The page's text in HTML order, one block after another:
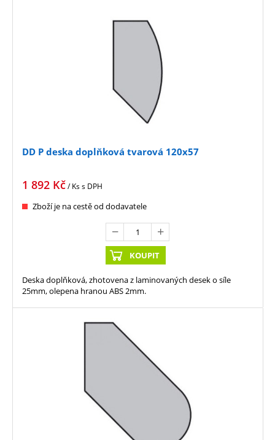
DD P deska doplňková tvarová 120x57
1 892 Kč/ Kss DPH
Zboží je na cestě od dodavatele
KOUPIT
Deska doplňková, zhotovena z laminovaných desek o síle
25mm, olepena hranou ABS 2mm.